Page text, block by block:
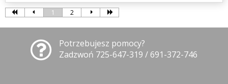
1 2
Potrzebujesz pomocy?
Zadzwoń 725-647-319 / 691-372-746